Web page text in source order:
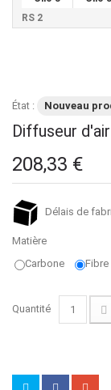
RS 2
État : Nouveau
Diffuseur
208,33 €
Délais de
Matière
Carbone
Fibre
Quantité